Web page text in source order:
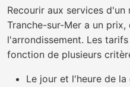
Recourir aux services d'un
Tranche-sur-Mer a un prix,
l'arrondissement. Les
fonction de plusieurs
Le jour et l'heure de